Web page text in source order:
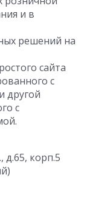
и в
решений на
сайта
с
другой
с
д.65, корп.5